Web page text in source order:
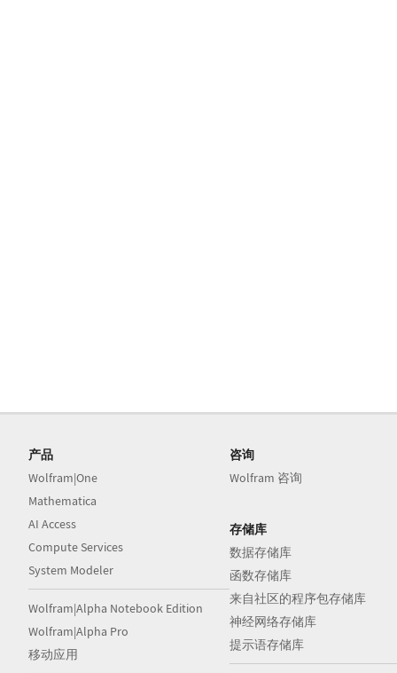
产品
Wolfram|One
Mathematica
AI Access
Compute Services
System Modeler
Wolfram|Alpha Notebook Edition
Wolfram|Alpha Pro
移动应用
咨询
Wolfram 咨询
存储库
数据存储库
函数存储库
来自社区的程序包存储库
神经网络存储库
提示语存储库